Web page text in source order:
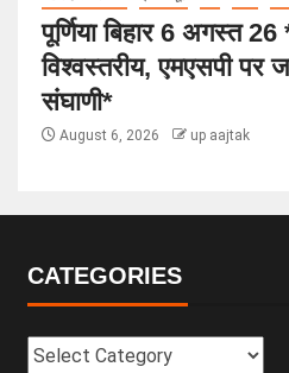
पूर्णिया बिहार 6 अगस्त 26
विश्वस्तरीय, एमएसपी पर
संघाणी*
August 6, 2026 up aajtak
CATEGORIES